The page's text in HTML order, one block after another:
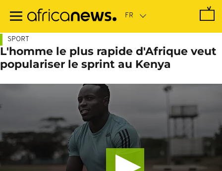
contenu
SPORT
L'homme le plus rapide d'Afrique veut
populariser le sprint au Kenya